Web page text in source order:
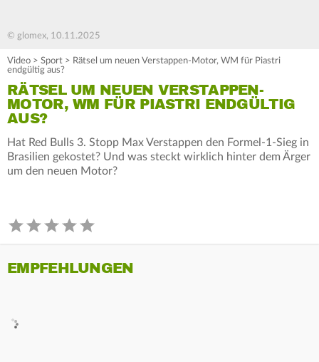
© glomex, 10.11.2025
Video > Sport > Rätsel um neuen Verstappen-Motor, WM für Piastri
endgültig aus?
RÄTSEL UM NEUEN VERSTAPPEN-
MOTOR, WM FÜR PIASTRI ENDGÜLTIG
AUS?
Hat Red Bulls 3. Stopp Max Verstappen den Formel-1-Sieg in
Brasilien gekostet? Und was steckt wirklich hinter dem Ärger
um den neuen Motor?
EMPFEHLUNGEN